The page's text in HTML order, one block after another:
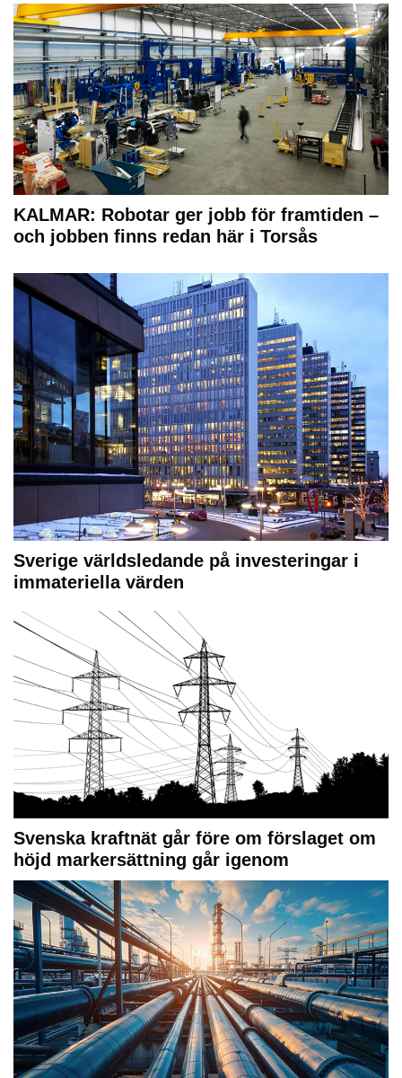
KALMAR: Robotar ger jobb för framtiden –
och jobben finns redan här i Torsås
Sverige världsledande på investeringar i
immateriella värden
Svenska kraftnät går före om förslaget om
höjd markersättning går igenom